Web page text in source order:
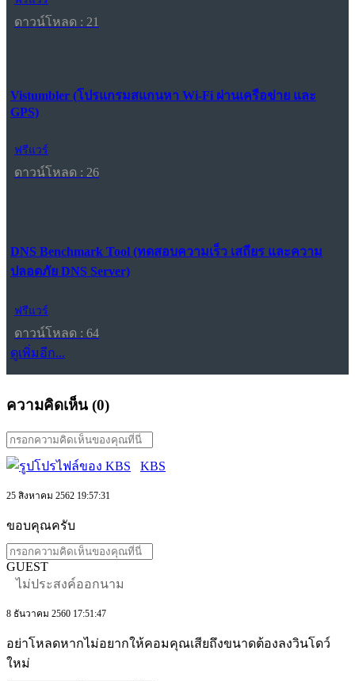
ดาวน์โหลด : 21
Vistumbler (โปรแกรมสแกนหา Wi-Fi ผ่านเครือข่าย และ
GPS)
ฟรีแวร์
ดาวน์โหลด : 26
DNS Benchmark Tool (ทดสอบความเร็ว เสถียร และความ
ปลอดภัย DNS Server)
ฟรีแวร์
ดาวน์โหลด : 64
ดูเพิ่มอีก...
ความคิดเห็น (0)
KBS
25 สิงหาคม 2562 19:57:31
ขอบคุณครับ
GUEST
ไม่ประสงค์ออกนาม
8 ธันวาคม 2560 17:51:47
อย่าโหลดหากไม่อยากให้คอมคุณเสียถึงขนาดต้องลงวินโดว์
ใหม่